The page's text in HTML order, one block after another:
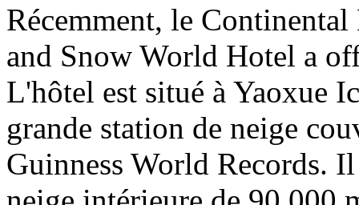
Récemment, le
and Snow World Hotel a
L'hôtel est situé à Yaoxue
grande station de neige
Guinness World Records.